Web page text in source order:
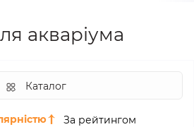
акваріума
Каталог
За рейтингом